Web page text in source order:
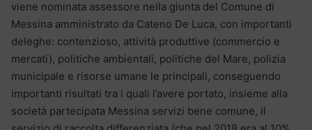
viene nominata assessore nella giunta del Comune di
Messina amministrato da Cateno De Luca, con importanti
deleghe: contenzioso, attività produttive (commercio e
mercati), politiche ambientali, politiche del Mare, polizia
municipale e risorse umane le principali, conseguendo
importanti risultati tra i quali l’avere portato, insieme alla
società partecipata Messina servizi bene comune, il